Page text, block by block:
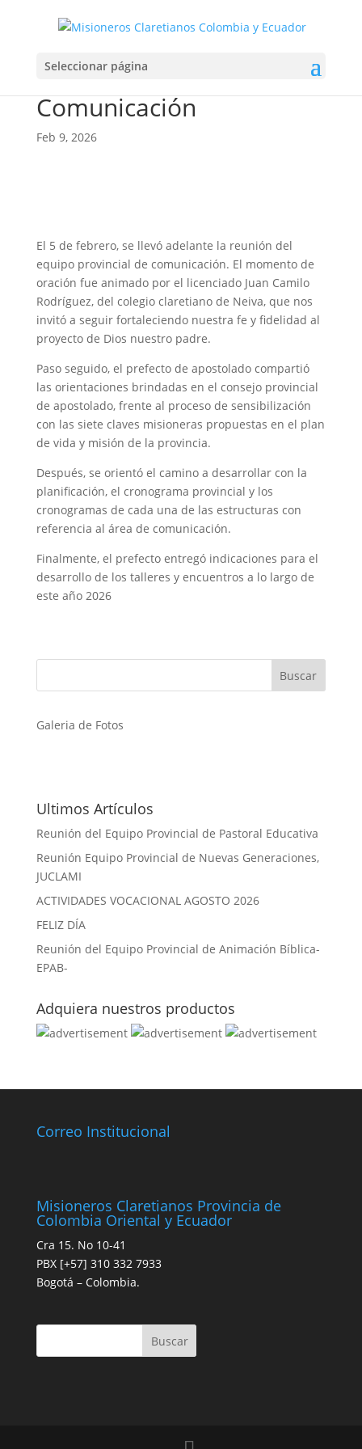
Seleccionar página
Reunión del Equipo
Provincial de
Comunicación
Feb 9, 2026
El 5 de febrero, se llevó adelante la reunión del
equipo provincial de comunicación. El momento de
oración fue animado por el licenciado Juan Camilo
Rodríguez, del colegio claretiano de Neiva, que nos
invitó a seguir fortaleciendo nuestra fe y fidelidad al
proyecto de Dios nuestro padre.
Paso seguido, el prefecto de apostolado compartió
las orientaciones brindadas en el consejo provincial
de apostolado, frente al proceso de sensibilización
con las siete claves misioneras propuestas en el plan
de vida y misión de la provincia.
Después, se orientó el camino a desarrollar con la
planificación, el cronograma provincial y los
cronogramas de cada una de las estructuras con
referencia al área de comunicación.
Finalmente, el prefecto entregó indicaciones para el
desarrollo de los talleres y encuentros a lo largo de
este año 2026
Galeria de Fotos
Ultimos Artículos
Reunión del Equipo Provincial de Pastoral Educativa
Reunión Equipo Provincial de Nuevas Generaciones,
JUCLAMI
ACTIVIDADES VOCACIONAL AGOSTO 2026
FELIZ DÍA
Reunión del Equipo Provincial de Animación Bíblica-
EPAB-
Adquiera nuestros productos
Correo Institucional
Misioneros Claretianos Provincia de
Colombia Oriental y Ecuador
Cra 15. No 10-41
PBX [+57] 310 332 7933
Bogotá – Colombia.